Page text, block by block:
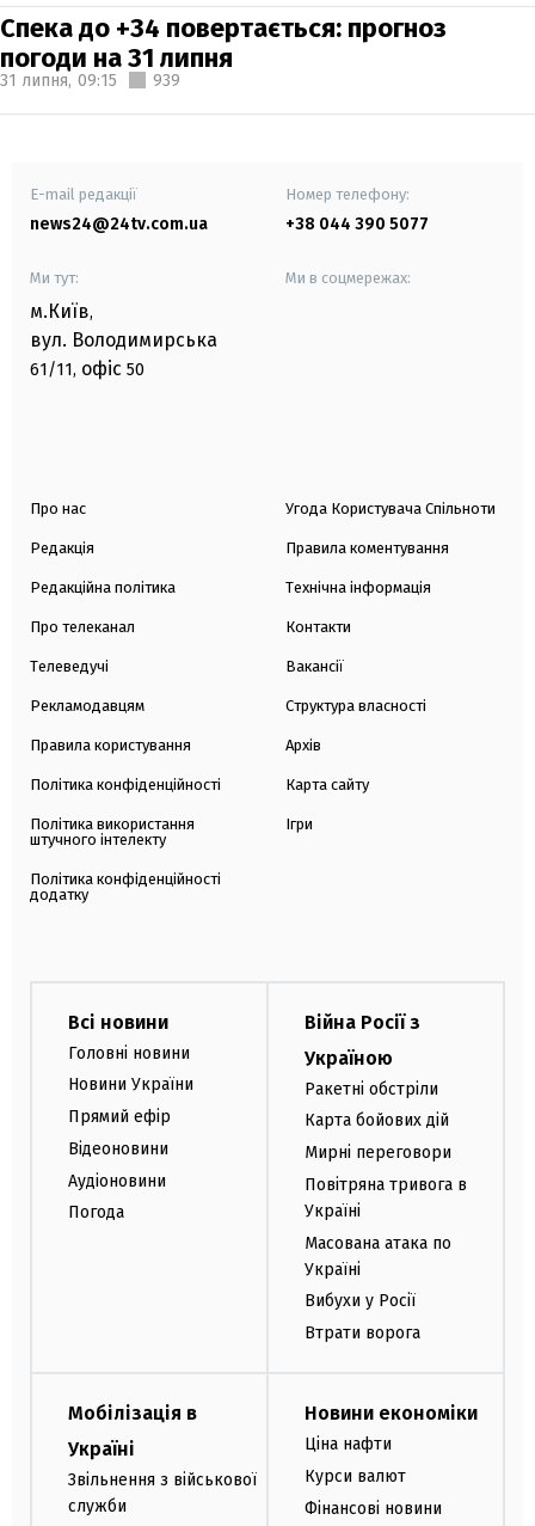
Спека до +34 повертається: прогноз
погоди на 31 липня
31 липня, 09:15 939
E-mail редакції
news24@24tv.com.ua
Номер телефону:
+38 044 390 5077
Ми тут:
м.Київ,
вул. Володимирська
61/11, офіс 50
Ми в соцмережах:
Про нас
Редакція
Редакційна політика
Про телеканал
Телеведучі
Рекламодавцям
Правила користування
Політика конфіденційності
Політика використання
штучного інтелекту
Політика конфіденційності
додатку
Угода Користувача Спільноти
Правила коментування
Технічна інформація
Контакти
Вакансії
Структура власності
Архів
Карта сайту
Ігри
Всі новини
Головні новини
Новини України
Прямий ефір
Відеоновини
Аудіоновини
Погода
Війна Росії з
Україною
Ракетні обстріли
Карта бойових дій
Мирні переговори
Повітряна тривога в
Україні
Масована атака по
Україні
Вибухи у Росії
Втрати ворога
Мобілізація в
Україні
Звільнення з військової
служби
Новини економіки
Ціна нафти
Курси валют
Фінансові новини